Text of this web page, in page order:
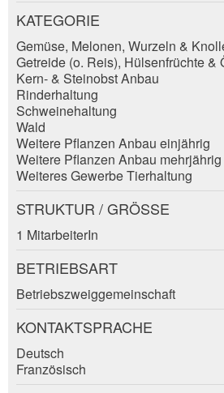
Nachricht
* Eingabe erforderlich
an guidle übermittelt.
NACHRICHT SENDEN
* Eingabe erforderlich
ANZEIGE
Schliessen
Adresszusatz:
Strasse und Nr. *:
PLZ / Ort *:
Nachricht:
Verfassen Sie eine Nachricht
Kontaktpersonen dieser
KATEGORIE
Gemüse, Melonen, Wurzeln &
Getreide (o. Reis), Hülsenfrüchte &
Kern- & Steinobst Anbau
Rinderhaltung
Schweinehaltung
Wald
Weitere Pflanzen Anbau einjährig
Weitere Pflanzen Anbau mehrjährig
Weiteres Gewerbe Tierhaltung
STRUKTUR / GRÖSSE
1 MitarbeiterIn
BETRIEBSART
Betriebszweiggemeinschaft
KONTAKTSPRACHE
Deutsch
Französisch